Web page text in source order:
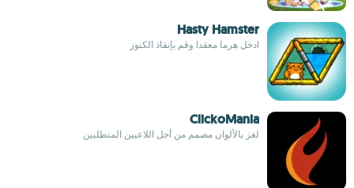
Hasty Hamster
ادخل هرما معقدا وقم بإنقاذ الكنوز
ClickoMania
لغز بالألوان مصمم من أجل اللاعبين المتطلبين